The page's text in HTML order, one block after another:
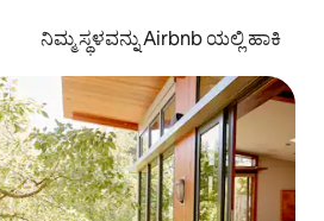
ನಿಮ್ಮ ಸ್ಥಳವನ್ನು Airbnb ಯಲ್ಲಿ ಹಾಕಿ